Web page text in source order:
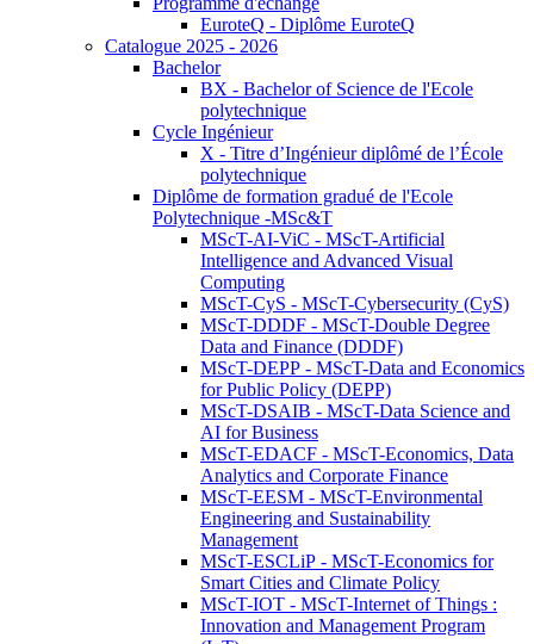
EuroteQ - Diplôme EuroteQ
Catalogue 2025 - 2026
Bachelor
BX - Bachelor of Science de l'Ecole
polytechnique
Cycle Ingénieur
X - Titre d’Ingénieur diplômé de l’École
polytechnique
Diplôme de formation gradué de l'Ecole
Polytechnique -MSc&T
MScT-AI-ViC - MScT-Artificial
Intelligence and Advanced Visual
Computing
MScT-CyS - MScT-Cybersecurity (CyS)
MScT-DDDF - MScT-Double Degree
Data and Finance (DDDF)
MScT-DEPP - MScT-Data and Economics
for Public Policy (DEPP)
MScT-DSAIB - MScT-Data Science and
AI for Business
MScT-EDACF - MScT-Economics, Data
Analytics and Corporate Finance
MScT-EESM - MScT-Environmental
Engineering and Sustainability
Management
MScT-ESCLiP - MScT-Economics for
Smart Cities and Climate Policy
MScT-IOT - MScT-Internet of Things :
Innovation and Management Program